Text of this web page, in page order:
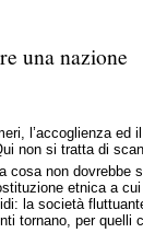
una nazione
l’accoglienza ed
non si tratta di
cosa non dovrebbe
etnica a
la società
tornano, per quelli